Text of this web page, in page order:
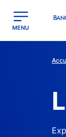
Banque de
MENU